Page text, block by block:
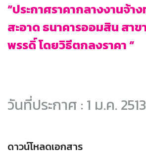
“ประกาศราคากลางงานจ้า
สะอาด ธนาคารออมสิน สา
พรรดิ์ โดยวิธีตกลงราคา “
วันที่ประกาศ : 1 ม.ค. 2513
ดาวน์โหลดเอกสาร